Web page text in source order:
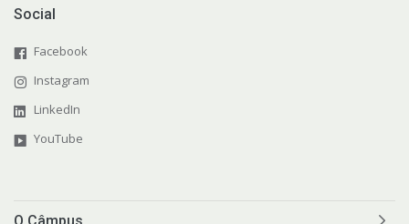
Social
Facebook
Instagram
LinkedIn
YouTube
O Câmpus